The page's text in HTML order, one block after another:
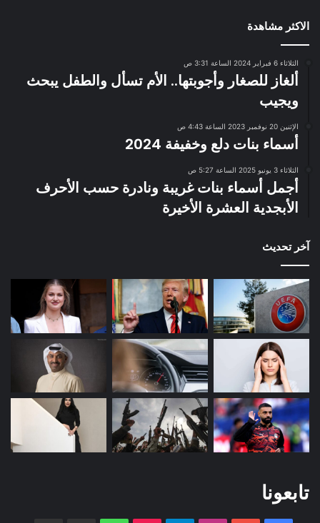
الاكثر مشاهدة
الثلاثاء 6 فبراير 2024 الساعة 3:31 ص
ألغاز للصغار وأجوبتها.. الأم تسأل والطفل يبحث
ويجيب
الإثنين 20 نوفمبر 2023 الساعة 4:43 ص
أسماء بنات دلع وخفيفة 2024
الثلاثاء 3 يونيو 2025 الساعة 5:27 ص
أجمل أسماء بنات غريبة ونادرة حسب الأحرف
الأبجدية العشرة الأخيرة
آخر تحديث
تابعونا